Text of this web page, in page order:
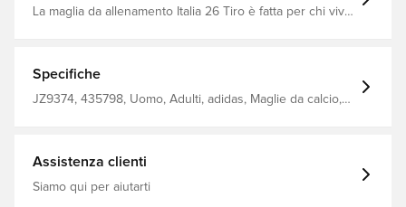
La maglia da allenamento Italia 26 Tiro è fatta per chi vive
sottile, questo top offre una silhouette snella che segue i
suoi movimenti. La scollatura rotonda aggiunge un tocco
di stile classico, mentre il tessuto interlock offre
l'elemento di design in rilievo sulla parte anteriore e gli
ventilazione in modo da sentirsi a suo agio durante le
Specifiche
JZ9374, 435798, Uomo, Adulti, adidas, Maglie da calcio,
Assistenza clienti
Siamo qui per aiutarti